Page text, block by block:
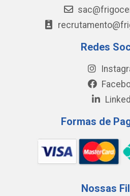
Redes
Formas de
Nossas